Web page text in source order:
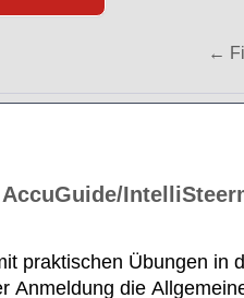
←
praktischen Übungen in
Anmeldung die